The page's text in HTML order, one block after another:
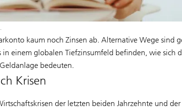
kaum noch Zinsen ab. Alternative Wege sind
einem globalen Tiefzinsumfeld befinden, wie sich
bedeuten.
Krisen
der letzten beiden Jahrzehnte und